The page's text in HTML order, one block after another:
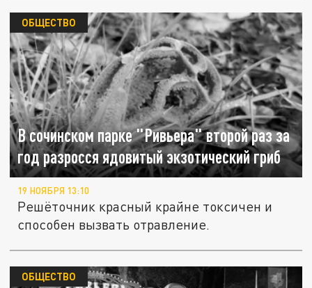
В сочинском парке "Ривьера" второй раз за
год разросся ядовитый экзотический гриб
ОБЩЕСТВО
19 НОЯБРЯ 13:10
Решёточник красный крайне токсичен и
способен вызвать отравление.
ОБЩЕСТВО